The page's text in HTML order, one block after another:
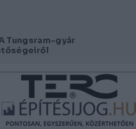
Tungsram-gyár